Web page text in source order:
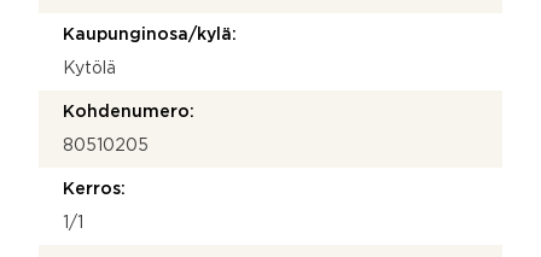
Kaupunginosa/kylä:
Kytölä
Kohdenumero:
80510205
Kerros:
1/1